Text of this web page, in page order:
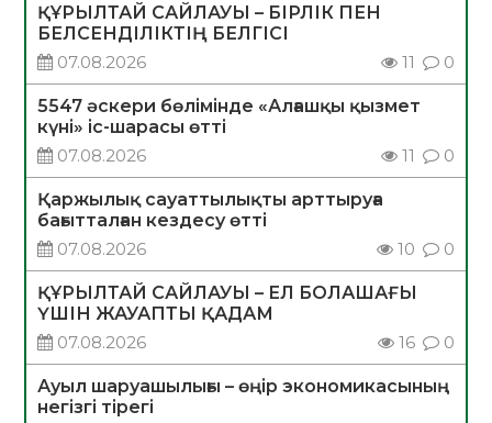
ҚҰРЫЛТАЙ САЙЛАУЫ – БІРЛІК ПЕН
БЕЛСЕНДІЛІКТІҢ БЕЛГІСІ
07.08.2026
11 0
5547 әскери бөлімінде «Алғашқы қызмет
күні» іс-шарасы өтті
07.08.2026
11 0
Қаржылық сауаттылықты арттыруға
бағытталған кездесу өтті
07.08.2026
10 0
ҚҰРЫЛТАЙ САЙЛАУЫ – ЕЛ БОЛАШАҒЫ
ҮШІН ЖАУАПТЫ ҚАДАМ
07.08.2026
16 0
Ауыл шаруашылығы – өңір экономикасының
негізгі тірегі